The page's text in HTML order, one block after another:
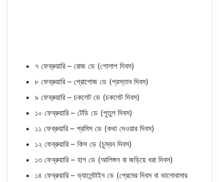
৭ ফেব্রুয়ারি – রোজ ডে (গোলাপ দিবস)
৮ ফেব্রুয়ারি – প্রোপোজ ডে (প্রস্তাব দিবস)
৯ ফেব্রুয়ারি – চকলেট ডে (চকলেট দিবস)
১০ ফেব্রুয়ারি – টেডি ডে (পুতুল দিবস)
১১ ফেব্রুয়ারি – প্রমিস ডে (কথা দেওয়ার দিবস)
১২ ফেব্রুয়ারি – কিস ডে (চুম্বন দিবস)
১৩ ফেব্রুয়ারি – হাগ ডে (আলিঙ্গন বা জড়িয়ে ধরা দিবস)
১৪ ফেব্রুয়ারি – ভ্যালেন্টাইন ডে (প্রেমের দিবস বা ভালোবাসার